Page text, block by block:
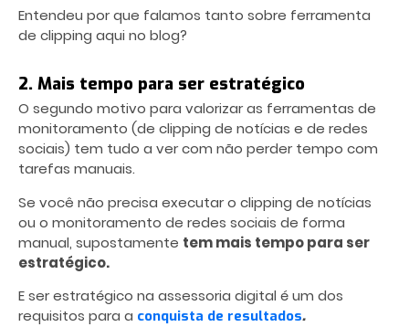
Entendeu por que falamos tanto sobre ferramenta
de clipping aqui no blog?
2. Mais tempo para ser estratégico
O segundo motivo para valorizar as ferramentas de
monitoramento (de clipping de notícias e de redes
sociais) tem tudo a ver com não perder tempo com
tarefas manuais.
Se você não precisa executar o clipping de notícias
ou o monitoramento de redes sociais de forma
manual, supostamente tem mais tempo para ser
estratégico.
E ser estratégico na assessoria digital é um dos
requisitos para a conquista de resultados.